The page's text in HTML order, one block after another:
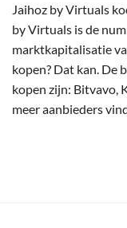
Jaihoz by Virtuals
by Virtuals is de
marktkapitalisatie
kopen? Dat kan. De
kopen zijn: Bitvavo,
meer aanbieders